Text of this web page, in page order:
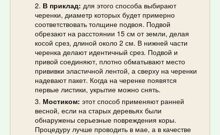
В приклад: для этого способа выбирают
черенки, диаметр которых будет примерно
соответствовать толщине подвоя. Подвой
обрезают на расстоянии 15 см от земли, делая
косой срез, длиной около 2 см. В нижней части
черенка делают идентичный срез. Подвой и
привой соединяют, плотно обматывают место
прививки эластичной лентой, а сверху на черенки
надевают пакет. Когда на черенке появятся
первые листики, укрытие можно снять.
Мостиком: этот способ применяют ранней
весной, если на старых деревьях были
обнаружены серьезные повреждения коры.
Процедуру лучше проводить в мае, а в качестве